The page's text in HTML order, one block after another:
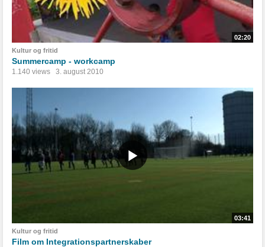
02:20
Kultur og fritid
Summercamp - workcamp
1.140 views 3. august 2010
03:41
Kultur og fritid
Film om Integrationspartnerskaber